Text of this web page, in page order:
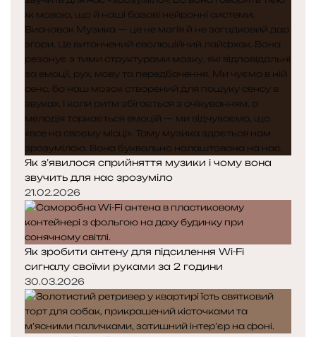
Як з’явилося сприйняття музики і чому вона
звучить для нас зрозуміло
21.02.2026
Як зробити антену для підсилення Wi-Fi
сигналу своїми руками за 2 години
30.03.2026